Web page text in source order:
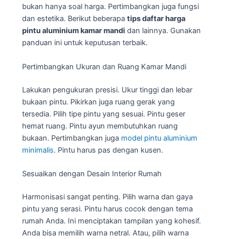
bukan hanya soal harga. Pertimbangkan juga fungsi
dan estetika. Berikut beberapa tips daftar harga
pintu aluminium kamar mandi dan lainnya. Gunakan
panduan ini untuk keputusan terbaik.
Pertimbangkan Ukuran dan Ruang Kamar Mandi
Lakukan pengukuran presisi. Ukur tinggi dan lebar
bukaan pintu. Pikirkan juga ruang gerak yang
tersedia. Pilih tipe pintu yang sesuai. Pintu geser
hemat ruang. Pintu ayun membutuhkan ruang
bukaan. Pertimbangkan juga model pintu aluminium
minimalis. Pintu harus pas dengan kusen.
Sesuaikan dengan Desain Interior Rumah
Harmonisasi sangat penting. Pilih warna dan gaya
pintu yang serasi. Pintu harus cocok dengan tema
rumah Anda. Ini menciptakan tampilan yang kohesif.
Anda bisa memilih warna netral. Atau, pilih warna